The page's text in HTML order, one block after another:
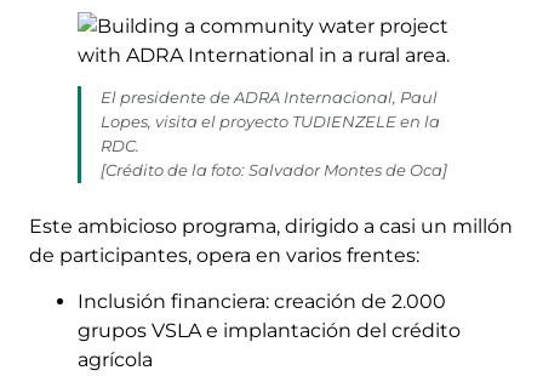
El presidente de ADRA Internacional, Paul
Lopes, visita el proyecto TUDIENZELE en la
RDC.
[Crédito de la foto: Salvador Montes de Oca]
Este ambicioso programa, dirigido a casi un millón
de participantes, opera en varios frentes:
Inclusión financiera: creación de 2.000
grupos VSLA e implantación del crédito
agrícola